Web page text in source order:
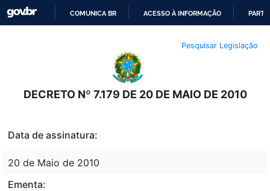
O
CONTEÚDO
COMUNICA BR ACESSO À INFORMAÇÃO
Pesquisar Legislação
DECRETO Nº 7.179 DE 20 DE MAIO DE 2010
Data de assinatura:
20 de Maio de 2010
Ementa: